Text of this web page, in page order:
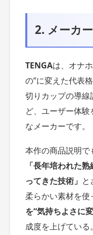
2. メーカ
TENGAは、オナ
の”に変えた代表
切りカップの導
ど、ユーザー体
なメーカーです。
本作の商品説明
「長年培われた熟
ってきた技術」 と
柔らかい素材を使
を“気持ちよさに
成度を上げてい